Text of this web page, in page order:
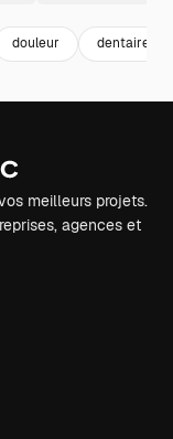
douleur dentaire
meilleurs projets.
agences et